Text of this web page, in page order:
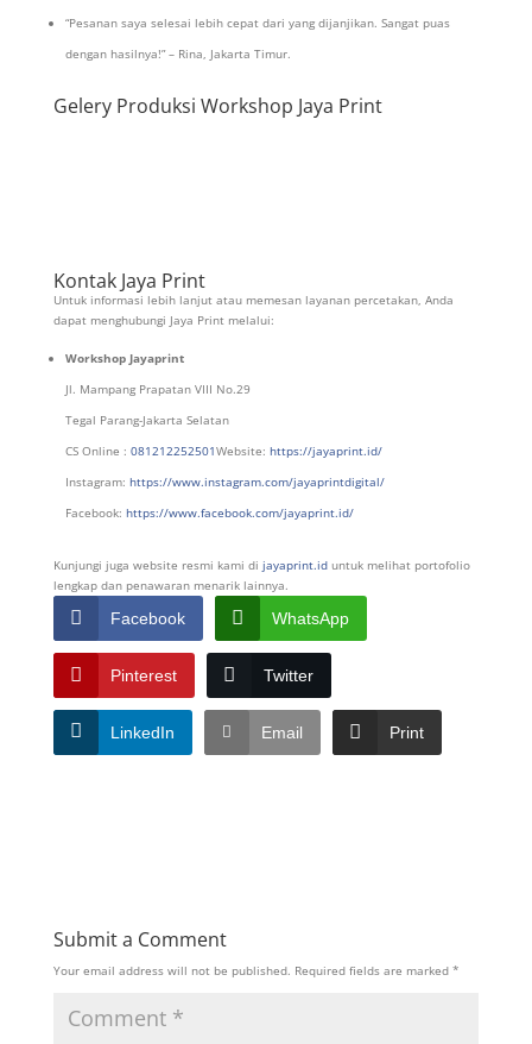
“Pesanan saya selesai lebih cepat dari yang dijanjikan. Sangat puas
dengan hasilnya!” – Rina, Jakarta Timur.
Gelery Produksi Workshop Jaya Print
Kontak Jaya Print
Untuk informasi lebih lanjut atau memesan layanan percetakan, Anda
dapat menghubungi Jaya Print melalui:
Workshop Jayaprint
Jl. Mampang Prapatan VIII No.29
Tegal Parang-Jakarta Selatan
CS Online : 081212252501Website: https://jayaprint.id/
Instagram: https://www.instagram.com/jayaprintdigital/
Facebook: https://www.facebook.com/jayaprint.id/
Kunjungi juga website resmi kami di jayaprint.iduntuk melihat portofolio
lengkap dan penawaran menarik lainnya.
Facebook WhatsApp
Pinterest Twitter
LinkedIn Email Print
Submit a Comment
Your email address will not be published. Required fields are marked *